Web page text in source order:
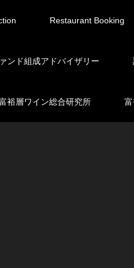
Restaurant Booking
ンド組成アドバイザリー
裕層ワイン総合研究所